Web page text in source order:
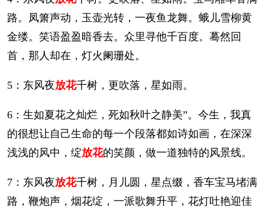
路。凤箫声动，玉壶光转，一夜鱼龙舞。蛾儿雪柳黄
金缕。笑语盈盈暗香去。众里寻他千百度。蓦然回
首，那人却在，灯火阑珊处。
5：东风夜放花千树，更吹落，星如雨。
6：生如夏花之灿烂，死如秋叶之静美”。今生，我真
的很想让自己生命的每一个段落都如诗如画，在深深
浅浅的风中，绽放花的笑颜，做一道独特的风景线。
7：东风夜放花千树，月儿圆，星点缀，香车宝马堵满
路，鞭炮声，烟花绽，一派歌舞升平，花灯吐艳迎佳